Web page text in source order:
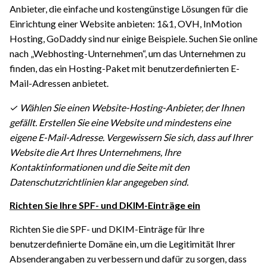
Anbieter, die einfache und kostengünstige Lösungen für die
Einrichtung einer Website anbieten: 1&1, OVH, InMotion
Hosting, GoDaddy sind nur einige Beispiele. Suchen Sie online
nach „Webhosting-Unternehmen“, um das Unternehmen zu
finden, das ein Hosting-Paket mit benutzerdefinierten E-
Mail-Adressen anbietet.
✓ Wählen Sie einen Website-Hosting-Anbieter, der Ihnen
gefällt. Erstellen Sie eine Website und mindestens eine
eigene E-Mail-Adresse. Vergewissern Sie sich, dass auf Ihrer
Website die Art Ihres Unternehmens, Ihre
Kontaktinformationen und die Seite mit den
Datenschutzrichtlinien klar angegeben sind.
Richten Sie Ihre SPF- und DKIM-Einträge ein
Richten Sie die SPF- und DKIM-Einträge für Ihre
benutzerdefinierte Domäne ein, um die Legitimität Ihrer
Absenderangaben zu verbessern und dafür zu sorgen, dass